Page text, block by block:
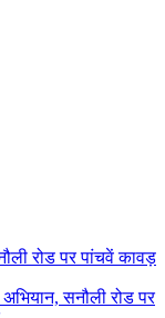
रोड पर पांचवें कावड़
सनौली रोड पर